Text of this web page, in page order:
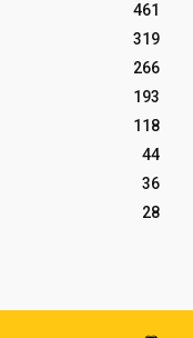
461
319
266
193
118
44
36
28